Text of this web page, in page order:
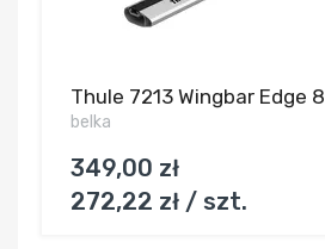
Thule 7213 Wingbar Edge
belka
349,00 zł
272,22 zł / szt.